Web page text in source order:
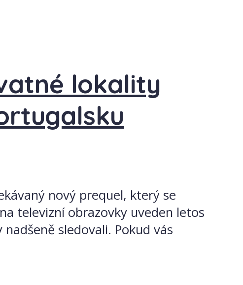
lokality
nový prequel, který se
televizní obrazovky uveden letos
sledovali. Pokud vás